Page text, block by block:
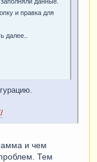
и правка для
далее..
и чем
Тем